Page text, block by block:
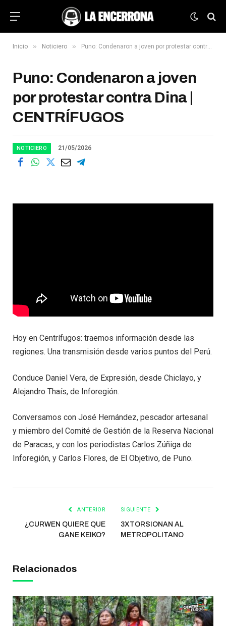
Inicio » Noticiero » Puno: Condenaron a joven por protestar contra Dina | CENTRÍFUGOS
Puno: Condenaron a joven
por protestar contra Dina |
CENTRÍFUGOS
NOTICIERO 21/05/2026
Hoy en Centrífugos: traemos información desde las
regiones. Una transmisión desde varios puntos del Perú.
Conduce Daniel Vera, de Expresión, desde Chiclayo, y
Alejandro Thaís, de Inforegión.
Conversamos con José Hernández, pescador artesanal
y miembro del Comité de Gestión de la Reserva Nacional
de Paracas, y con los periodistas Carlos Zúñiga de
Inforegión, y Carlos Flores, de El Objetivo, de Puno.
ANTERIOR
¿CURWEN QUIERE QUE
GANE KEIKO?
SIGUIENTE
3XTORSIONAN AL
METROPOLITANO
Relacionados